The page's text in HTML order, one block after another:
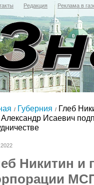
Редакция Реклама в
Губерния
Глеб
Исаевич
Никитин и